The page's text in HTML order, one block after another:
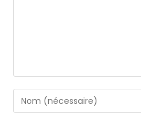
Enter
your